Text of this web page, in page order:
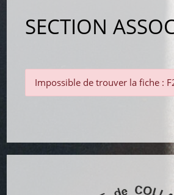
SECTION
Impossible de trouver la fiche :